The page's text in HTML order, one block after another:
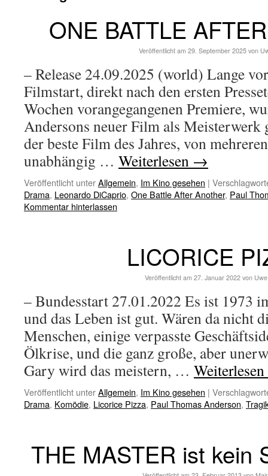
ONE BATTLE
Veröffentlicht am 29. September 2025 von
– Release 24.09.2025 (world) Lange
Filmstart, direkt nach den ersten
Wochen vorangegangenen Premiere,
Andersons neuer Film als Meisterwerk
der beste Film des Jahres, von
unabhängig … Weiterlesen →
Veröffentlicht unterAllgemein, Im Kino gesehen |
Drama, Leonardo DiCaprio, One Battle After Another, Paul
Kommentar hinterlassen
LICORICE
Veröffentlicht am 27. Januar 2022 von
– Bundesstart 27.01.2022 Es ist 1973
und das Leben ist gut. Wären da nicht
Menschen, einige verpasste
Ölkrise, und die ganz große, aber
Gary wird das meistern, … Weiterlesen
Veröffentlicht unterAllgemein, Im Kino gesehen |
Drama, Komödie, Licorice Pizza, Paul Thomas Anderson,
THE MASTER ist kein